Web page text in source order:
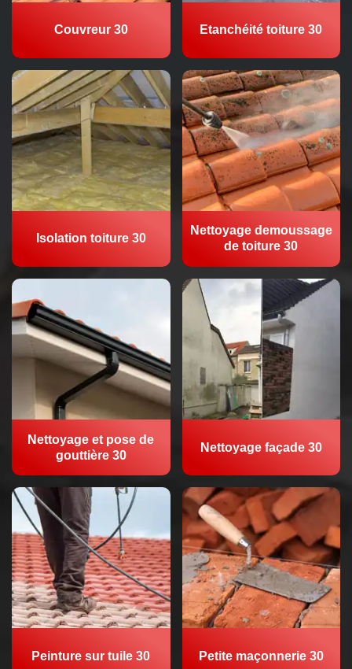
Couvreur 30 Etanchéité toiture 30
Isolation toiture 30
Nettoyage demoussage
de toiture 30
Nettoyage et pose de
gouttière 30
Nettoyage façade 30
Peinture sur tuile 30 Petite maçonnerie 30